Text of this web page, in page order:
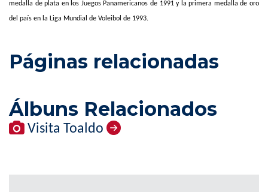
medalla de plata en los Juegos Panamericanos de 1991 y la primera medalla de oro
del país en la Liga Mundial de Voleibol de 1993.
Páginas relacionadas
Álbuns Relacionados
Visita Toaldo